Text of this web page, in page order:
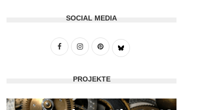
SOCIAL MEDIA
PROJEKTE